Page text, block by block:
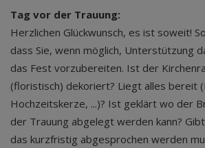
Tag vor der Trauung:
Herzlichen Glückwunsch, es ist soweit!
dass Sie, wenn möglich, Unterstützung
das Fest vorzubereiten. Ist der
(floristisch) dekoriert? Liegt alles bereit
Hochzeitskerze, ...)? Ist geklärt wo der
der Trauung abgelegt werden kann?
das kurzfristig abgesprochen werden